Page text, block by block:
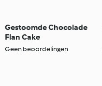
Gestoomde Chocolade
Flan Cake
Geen beoordelingen